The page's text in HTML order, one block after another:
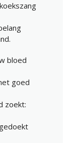
bloed
goed
zoekt: